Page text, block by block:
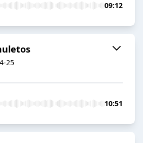
09:12
25
10:51